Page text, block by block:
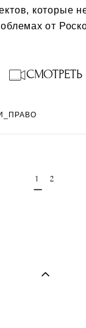
которые
от
СМОТРЕТЬ
1 2